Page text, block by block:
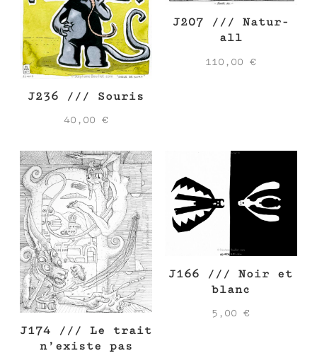
J236 /// Souris
40,00€
J207 /// Natur-
all
110,00€
J174 /// Le trait
n’existe pas
J166 /// Noir et
blanc
5,00€